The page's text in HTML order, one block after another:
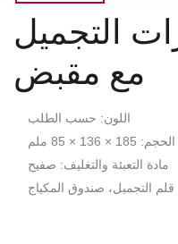
التجميل
مع مقبض
اللون: حسب الطلب
الحجم: 185 × 136 × 85 ملم
مادة التعبئة والتغليف: صفيح
التجميل، صندوق المكياج